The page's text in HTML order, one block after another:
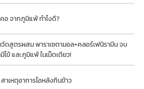
คอ จากภูมิแพ้ ทำไงดี?
ดสูตรผสม พาราเซตามอล+คลอร์เฟนิรามีน จบ
ข้ และภูมิแพ้ ในเม็ดเดียว!
สาเหตุอาการไอหลังกินข้าว